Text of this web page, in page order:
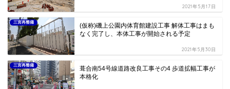
2021年5月17日
三宮再整備
(仮称)磯上公園内体育館建設工事 解体工事はまも
なく完了し、本体工事が開始される予定
2021年5月30日
三宮再整備
葺合南54号線道路改良工事その4 歩道拡幅工事が
本格化